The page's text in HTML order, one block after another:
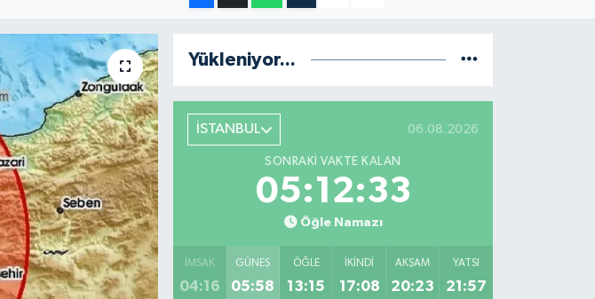
Yükleniyor...
İSTANBUL 06.08.2026
SONRAKI VAKTE KALAN
05:12:32
Öğle Namazı
İMSAK
04:16
GÜNEŞ
05:58
ÖĞLE
13:15
İKINDI
17:08
AKŞAM
20:23
YATSI
21:57